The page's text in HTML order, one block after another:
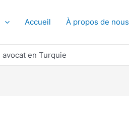
Accueil À propos de nous
en Turquie